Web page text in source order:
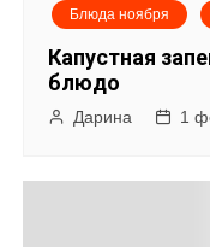
Блюда ноября
Капустная
блюдо
Дарина 1